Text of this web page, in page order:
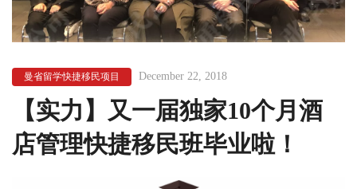
曼省留学快捷移民项目 December 22, 2018
【实力】又一届独家10个月酒
店管理快捷移民班毕业啦！